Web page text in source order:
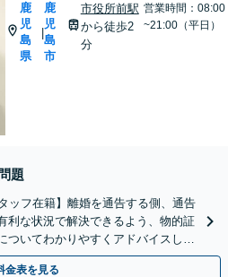
鹿
児
島
県
|
鹿
児
島
市
市役所前駅
から徒歩2
分
営業時間：08:00
~21:00（平日）
題
ッフ在籍】離婚を通告する側、通告
利な状況で解決できるよう、物的証
ついてわかりやすくアドバイスしま
談OK】
金表を見る